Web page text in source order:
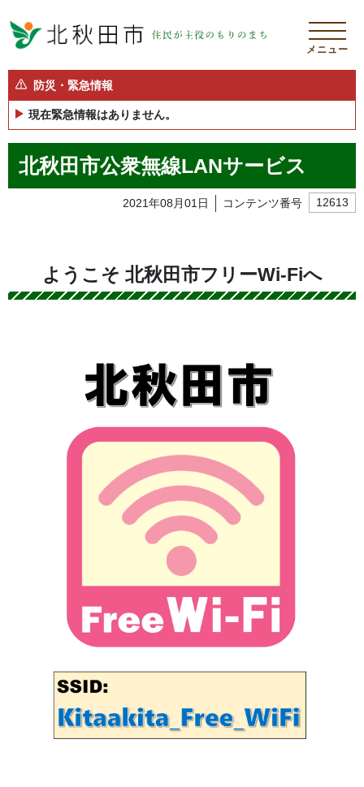
メニュー
防災・緊急情報
現在緊急情報はありません。
北秋田市公衆無線LANサービス
2021年08月01日 コンテンツ番号 12613
ようこそ 北秋田市フリーWi-Fiへ